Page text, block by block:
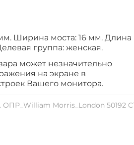
ОПР_William Morris_London 50192
Ширина моста: 16 мм. Длина
группа: женская.
может незначительно
на экране в
Вашего монитора.